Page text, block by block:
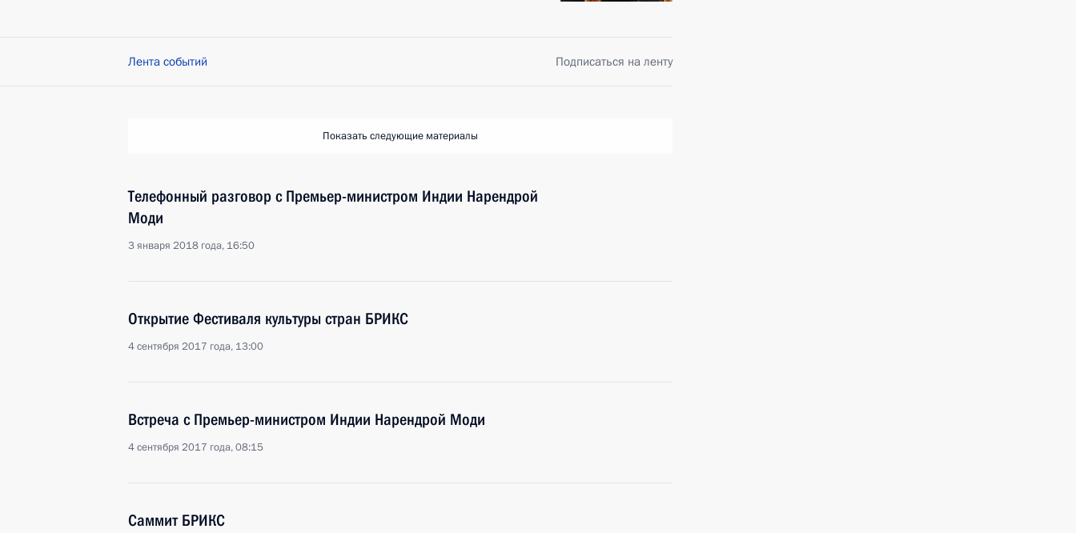
Лента событий Подписаться на ленту
Показать следующие материалы
Телефонный разговор с Премьер-министром Индии Нарендрой
Моди
3 января 2018 года, 16:50
Открытие Фестиваля культуры стран БРИКС
4 сентября 2017 года, 13:00
Встреча с Премьер-министром Индии Нарендрой Моди
4 сентября 2017 года, 08:15
Саммит БРИКС